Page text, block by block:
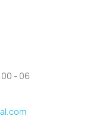
- 06